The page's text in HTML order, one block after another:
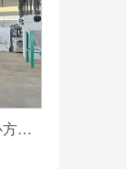
老式袋式除尘器改造：3个核心方向实现超低排放达标